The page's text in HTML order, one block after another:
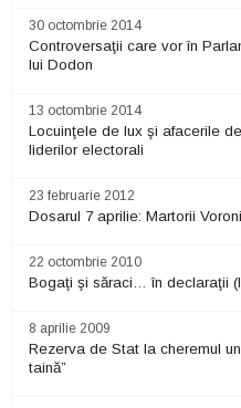
30 octombrie 2014
Controversaţii care vor în
lui Dodon
13 octombrie 2014
Locuinţele de lux şi afacerile
liderilor electorali
23 februarie 2012
Dosarul 7 aprilie: Martorii
22 octombrie 2010
Bogaţi şi săraci… în declaraţii
8 aprilie 2009
Rezerva de Stat la cheremul
taină”